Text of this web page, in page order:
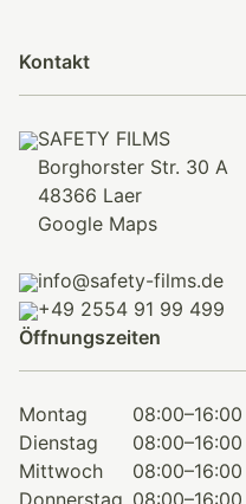
Kontakt
SAFETY FILMS
Borghorster Str. 30 A
48366 Laer
Google Maps
info@safety-films.de
+49 2554 91 99 499
Öffnungszeiten
Montag
Dienstag
Mittwoch